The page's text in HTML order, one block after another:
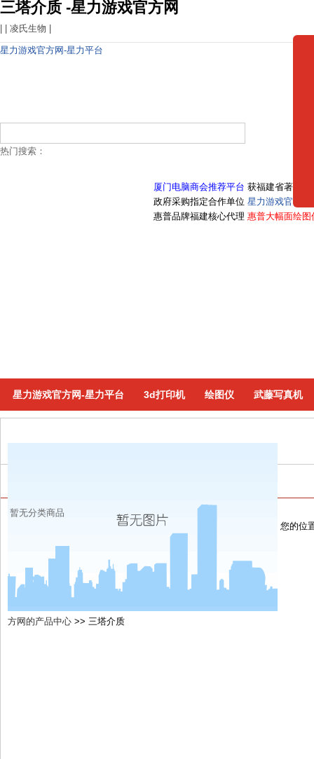
三塔介质 -星力游戏官方网
凌氏生物
星力游戏官方网-星力平台
热门搜索：
厦门电脑商会推荐平台 获福建省著名商
政府采购指定合作单位 星力游戏官方网
惠普品牌福建核心代理 惠普大幅面绘图
星力游戏官方网-星力平台 3d打印机 绘图仪 武藤写真机
您的位
方网的产品中心 >> 三塔介质
暂无分类商品